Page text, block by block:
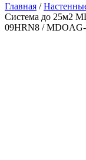
Главная /
Система до 25м2
09HRN8 /